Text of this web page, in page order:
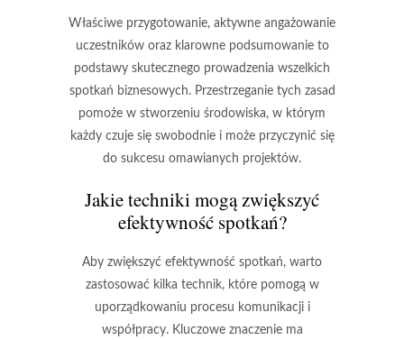
Właściwe przygotowanie, aktywne angażowanie
uczestników oraz klarowne podsumowanie to
podstawy skutecznego prowadzenia wszelkich
spotkań biznesowych. Przestrzeganie tych zasad
pomoże w stworzeniu środowiska, w którym
każdy czuje się swobodnie i może przyczynić się
do sukcesu omawianych projektów.
Jakie techniki mogą zwiększyć
efektywność spotkań?
Aby zwiększyć efektywność spotkań, warto
zastosować kilka technik, które pomogą w
uporządkowaniu procesu komunikacji i
współpracy. Kluczowe znaczenie ma